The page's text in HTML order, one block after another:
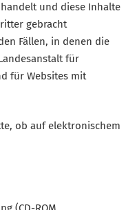
und diese Inhalte
gebracht
Fällen, in denen die
für
für Websites mit
ob auf elektronischem